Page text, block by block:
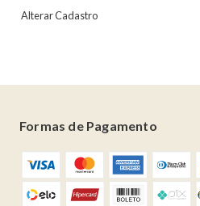
Formas de Pagamento
Alterar Cadastro